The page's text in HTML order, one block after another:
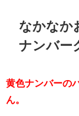
なかなか
ナンバー
黄色ナンバーの
ん。